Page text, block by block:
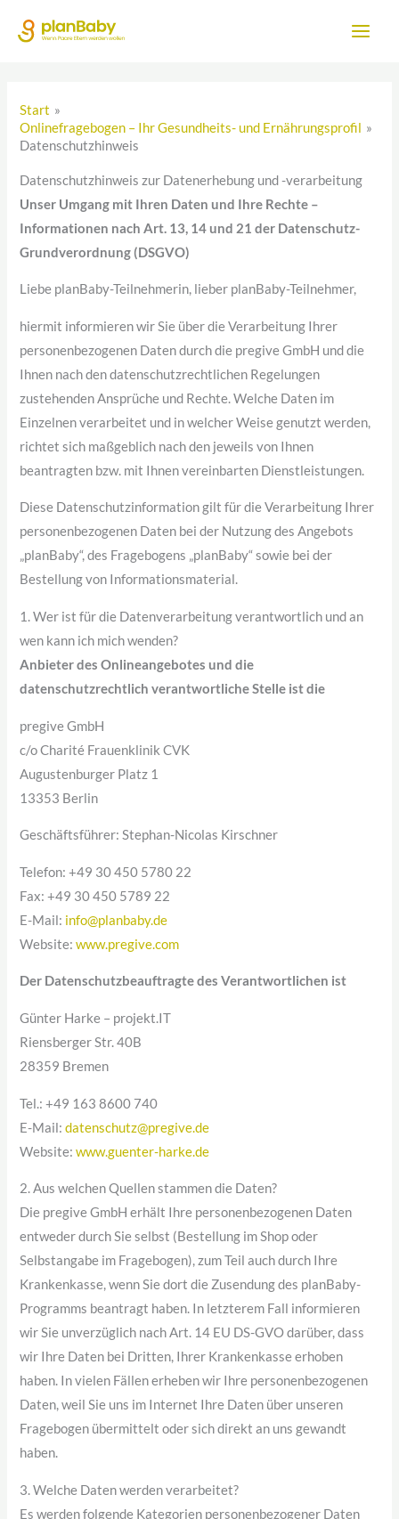
Inhalt
Start
Onlinefragebogen – Ihr Gesundheits- und Ernährungsprofil
Datenschutzhinweis
Datenschutzhinweis zur Datenerhebung und -verarbeitung
Unser Umgang mit Ihren Daten und Ihre Rechte –
Informationen nach Art. 13, 14 und 21 der Datenschutz-
Grundverordnung (DSGVO)
Liebe planBaby-Teilnehmerin, lieber planBaby-Teilnehmer,
hiermit informieren wir Sie über die Verarbeitung Ihrer
personenbezogenen Daten durch die pregive GmbH und die
Ihnen nach den datenschutzrechtlichen Regelungen
zustehenden Ansprüche und Rechte. Welche Daten im
Einzelnen verarbeitet und in welcher Weise genutzt werden,
richtet sich maßgeblich nach den jeweils von Ihnen
beantragten bzw. mit Ihnen vereinbarten Dienstleistungen.
Diese Datenschutzinformation gilt für die Verarbeitung Ihrer
personenbezogenen Daten bei der Nutzung des Angebots
„planBaby“, des Fragebogens „planBaby“ sowie bei der
Bestellung von Informationsmaterial.
1. Wer ist für die Datenverarbeitung verantwortlich und an
wen kann ich mich wenden?
Anbieter des Onlineangebotes und die
datenschutzrechtlich verantwortliche Stelle ist die
pregive GmbH
c/o Charité Frauenklinik CVK
Augustenburger Platz 1
13353 Berlin
Geschäftsführer: Stephan-Nicolas Kirschner
Telefon: +49 30 450 5780 22
Fax: +49 30 450 5789 22
E-Mail: info@planbaby.de
Website:www.pregive.com
Der Datenschutzbeauftragte des Verantwortlichen ist
Günter Harke – projekt.IT
Riensberger Str. 40B
28359 Bremen
Tel.: +49 163 8600 740
E-Mail:datenschutz@pregive.de
Website:www.guenter-harke.de
2. Aus welchen Quellen stammen die Daten?
Die pregive GmbH erhält Ihre personenbezogenen Daten
entweder durch Sie selbst (Bestellung im Shop oder
Selbstangabe im Fragebogen), zum Teil auch durch Ihre
Krankenkasse, wenn Sie dort die Zusendung des planBaby-
Programms beantragt haben. In letzterem Fall informieren
wir Sie unverzüglich nach Art. 14 EU DS-GVO darüber, dass
wir Ihre Daten bei Dritten, Ihrer Krankenkasse erhoben
haben. In vielen Fällen erheben wir Ihre personenbezogenen
Daten, weil Sie uns im Internet Ihre Daten über unseren
Fragebogen übermittelt oder sich direkt an uns gewandt
haben.
3. Welche Daten werden verarbeitet?
Es werden folgende Kategorien personenbezogener Daten